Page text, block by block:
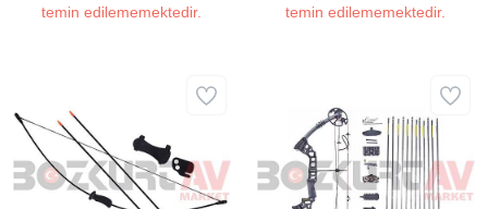
temin edilememektedir.
temin edilememektedir.